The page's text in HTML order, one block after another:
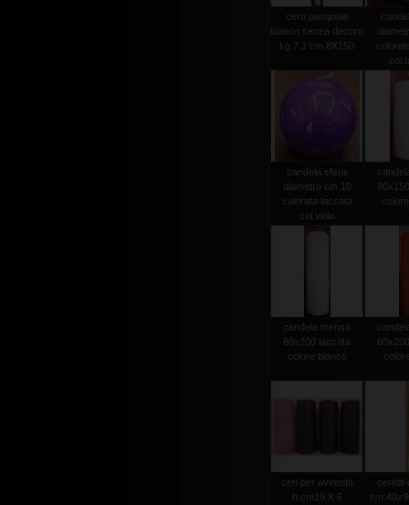
cero pasquale
bianco senza decoro
kg.7.1 cm 8X150
candela sfera
diametro cm.10
colorata laccata
col.viola
candela mensa
60x200 laccata
colore bianco
ceri per avvento
h.cm19 X 6
ceretti